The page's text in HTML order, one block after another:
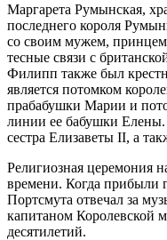
Маргарета Румынская,
последнего короля
со своим мужем,
тесные связи с
Филипп также был
является потомком
прабабушки Марии и
линии ее бабушки
сестра Елизаветы II, а
Религиозная церемония
времени. Когда прибыли
Портсмута отвечал за
капитаном Королевской
десятилетий.